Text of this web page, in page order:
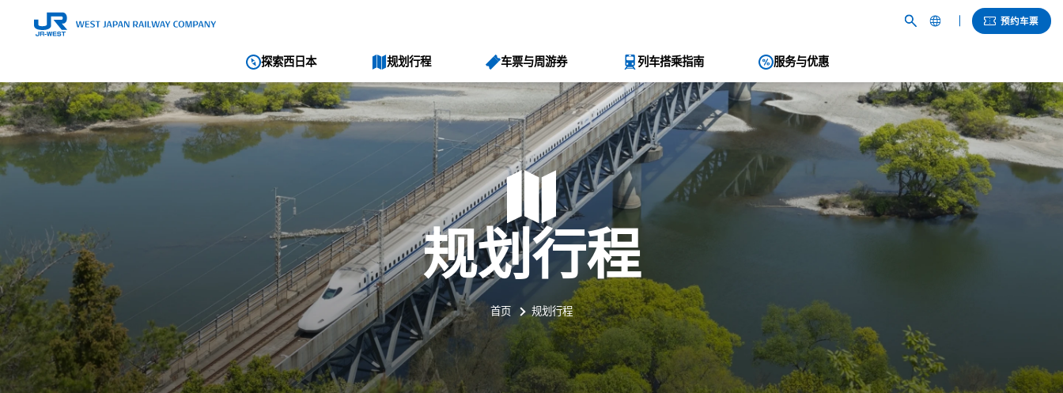
繁體中文
簡体中文
한국어
ภาษาไทย
预约车票
探索西日本 规划行程 车票与周游券 列车搭乘指南 服务与优惠
规划行程
首页 规划行程